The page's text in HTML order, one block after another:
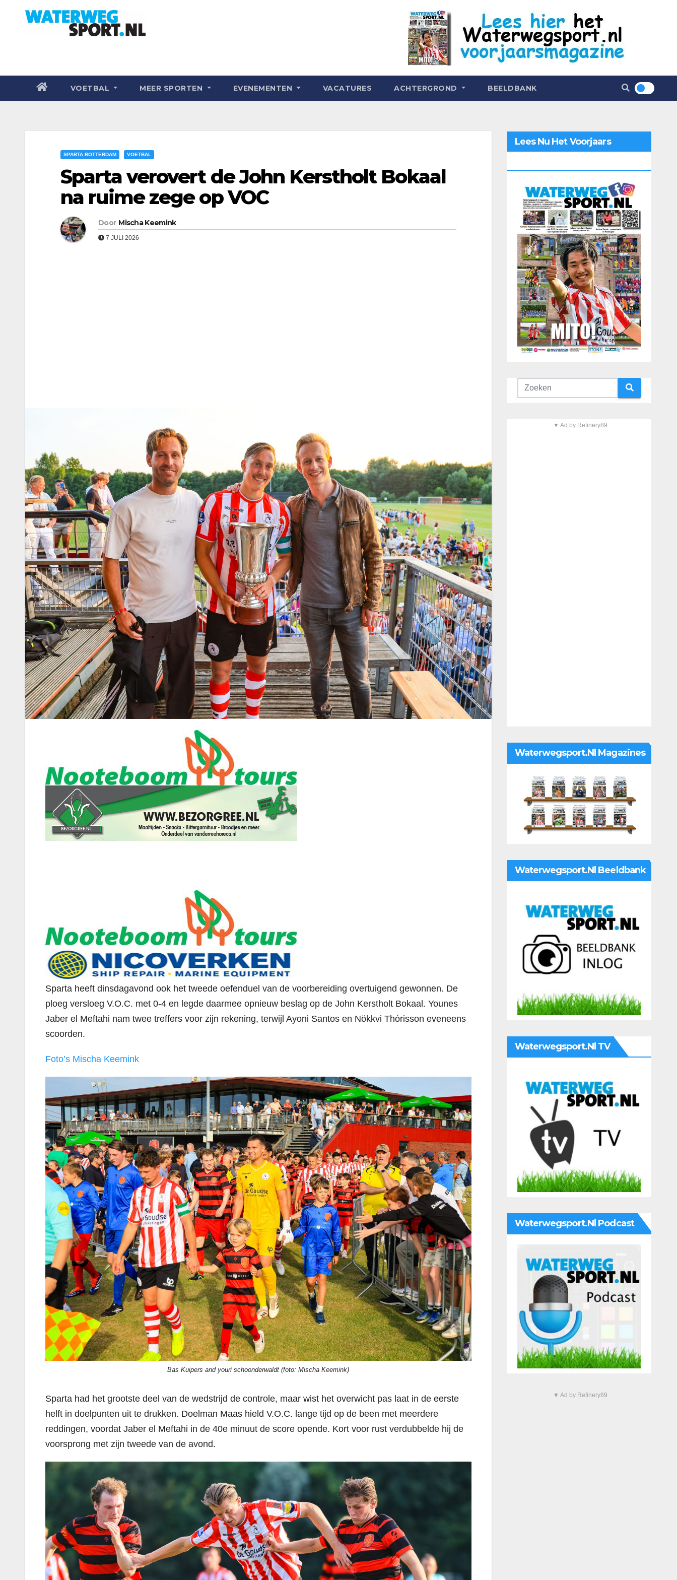
VOETBAL MEER SPORTEN EVENEMENTEN VACATURES ACHTERGROND BEELDBANK
SPARTA ROTTERDAM VOETBAL
Sparta verovert de John Kerstholt Bokaal
na ruime zege op VOC
Door Mischa Keemink
7 JULI 2026
Sparta heeft dinsdagavond ook het tweede oefenduel van de voorbereiding overtuigend gewonnen. De
ploeg versloeg V.O.C. met 0-4 en legde daarmee opnieuw beslag op de John Kerstholt Bokaal. Younes
Jaber el Meftahi nam twee treffers voor zijn rekening, terwijl Ayoni Santos en Nökkvi Thórisson eveneens
scoorden.
Foto’s Mischa Keemink
Bas Kuipers and youri schoonderwaldt (foto: Mischa Keemink)
Sparta had het grootste deel van de wedstrijd de controle, maar wist het overwicht pas laat in de eerste
helft in doelpunten uit te drukken. Doelman Maas hield V.O.C. lange tijd op de been met meerdere
reddingen, voordat Jaber el Meftahi in de 40e minuut de score opende. Kort voor rust verdubbelde hij de
voorsprong met zijn tweede van de avond.
Lees Nu Het Voorjaars
▼ Ad by Refinery89
Waterwegsport.nl Magazines
Waterwegsport.nl Beeldbank
Waterwegsport.nl TV
Waterwegsport.nl Podcast
▼ Ad by Refinery89